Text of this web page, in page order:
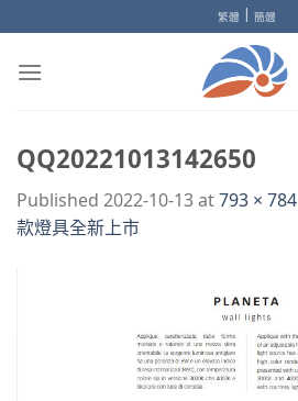
to
content
繁體 | 簡體
QQ20221013142650
Published 2022-10-13at793 × 784
款燈具全新上市